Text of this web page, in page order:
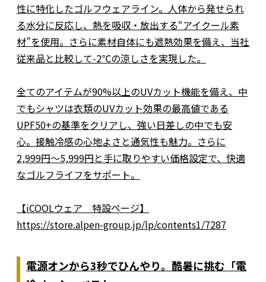
性に特化したゴルフウェアライン。人体から発せられ
る水分に反応し、熱を吸収・放出する“アイクール素
材”を使用。さらに素材自体にも遮熱効果を備え、当社
従来品と比較して-2℃の涼しさを実現した。
全てのアイテムが90%以上のUVカット機能を備え、中
でもシャツは衣類のUVカット効果の最高値である
UPF50+の基準をクリアし、強い日差しの中でも安
心。接触冷感の心地よさと通気性も魅力。さらに
2,999円～5,999円と手に取りやすい価格設定で、快適
なゴルフライフをサポート。
【iCOOLウェア 特設ページ】
https://store.alpen-group.jp/lp/contents1/7287
電源オンから3秒でひんやり。酷暑に挑む「電